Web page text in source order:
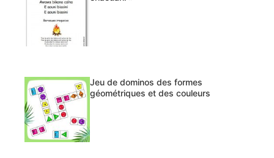
Jeu de dominos des formes
géométriques et des couleurs